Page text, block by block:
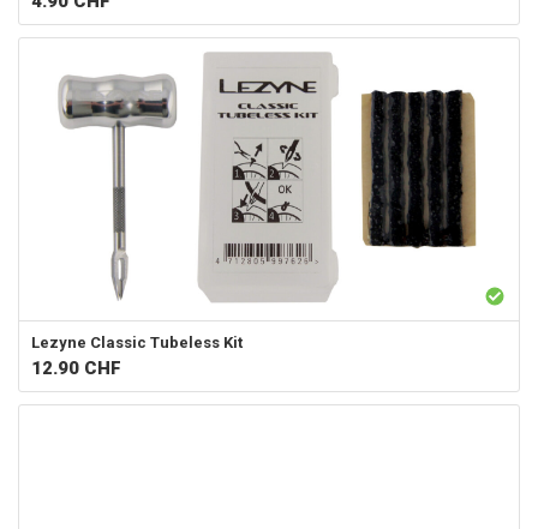
Lezyne Classic Tubeless Kit
12.90 CHF